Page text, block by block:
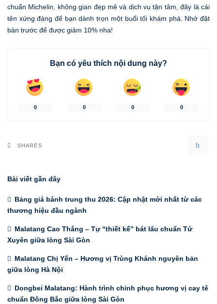
chuẩn Michelin, không gian đẹp mê và dịch vụ tận tâm, đây là cái
tên xứng đáng để bạn dành trọn một buổi tối khám phá. Nhớ đặt
bàn trước để được giảm 10% nha!
Bạn có yêu thích nội dung này?
0 0 0 0
SHARES
Bài viết gần đây
Bảng giá bánh trung thu 2026: Cập nhật mới nhất từ các
thương hiệu đầu ngành
Malatang Cao Thắng – Tự “thiết kế” bát lẩu chuẩn Tứ
Xuyên giữa lòng Sài Gòn
Malatang Chị Yến – Hương vị Trùng Khánh nguyên bản
giữa lòng Hà Nội
Dongbei Malatang: Hành trình chinh phục hương vị cay tê
chuẩn Đông Bắc giữa lòng Sài Gòn